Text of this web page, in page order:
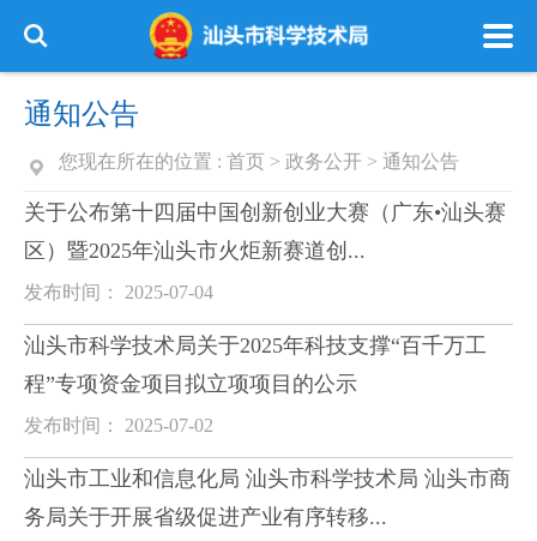
通知公告
您现在所在的位置 : 首页 > 政务公开 > 通知公告
关于公布第十四届中国创新创业大赛（广东•汕头赛
区）暨2025年汕头市火炬新赛道创...
发布时间： 2025-07-04
汕头市科学技术局关于2025年科技支撑“百千万工
程”专项资金项目拟立项项目的公示
发布时间： 2025-07-02
汕头市工业和信息化局 汕头市科学技术局 汕头市商
务局关于开展省级促进产业有序转移...